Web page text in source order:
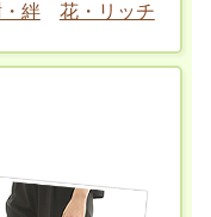
絆 花・リッチ